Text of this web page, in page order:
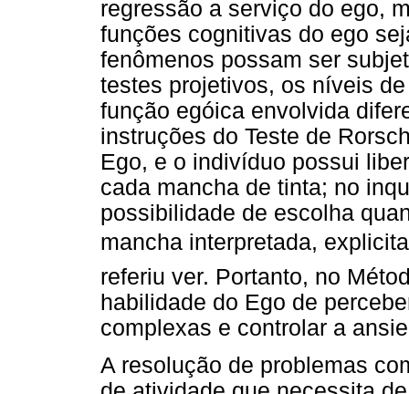
regressão a serviço do ego,
funções cognitivas do ego
fenômenos possam ser
testes projetivos, os níveis
função egóica envolvida
instruções do Teste de
Ego, e o indivíduo possui
cada mancha de tinta; no
possibilidade de escolha
mancha interpretada,
referiu ver. Portanto, no
habilidade do Ego de
complexas e controlar a
A resolução de problemas